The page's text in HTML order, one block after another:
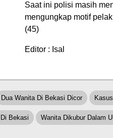
Saat ini polisi masih
mengungkap motif
(45)
Editor : Isal
Dua Wanita Di Bekasi Dicor
Bekasi Wanita Dikubur Dalam